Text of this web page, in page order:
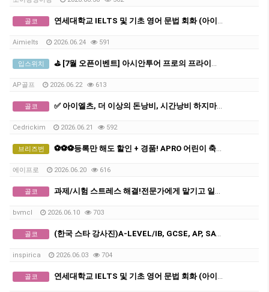
골코 연세대학교 IELTS 및 기초 영어 문법 회화 (아이엘츠)
Aimielts 2026.06.24 591
입스위치 ⛳ [7월 오픈이벤트] 아시안투어 프로의 프라이빗 골프 레슨 (선착순 3명 무료진단)
AP골프 2026.06.22 613
골코 ✅ 아이엘츠, 더 이상의 돈낭비, 시간낭비 하지마세요
Cedrickim 2026.06.21 592
브리즈번 ⚽⚽⚽등록만 해도 할인 + 경품! APRO 어린이 축구 아카데미 5주년 특별 이벤트⚽⚽⚽
에이프로 2026.06.20 616
골코 과제/시험 스트레스 해결!전문가에게 맡기고 일과 공부에 집중하세요
bvmcl 2026.06.10 703
골코 (한국 스타 강사진)A-LEVEL/IB, GCSE, AP, SAT, GPA 전 교과 수업, 명문대 출신 강사진, 대치동 소재 INSPIRICA ACADEMY
inspirica 2026.06.03 704
골코 연세대학교 IELTS 및 기초 영어 문법 회화 (아이엘츠)